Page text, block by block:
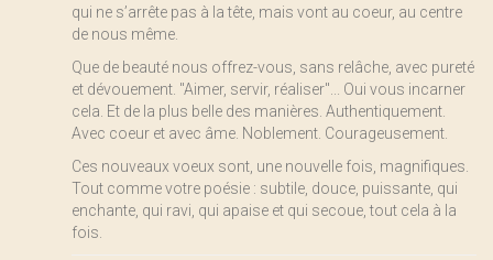
qui ne s’arrête pas à la tête, mais vont au coeur, au centre
de nous même.
Que de beauté nous offrez-vous, sans relâche, avec pureté
et dévouement. "Aimer, servir, réaliser"... Oui vous incarner
cela. Et de la plus belle des manières. Authentiquement.
Avec coeur et avec âme. Noblement. Courageusement.
Ces nouveaux voeux sont, une nouvelle fois, magnifiques.
Tout comme votre poésie : subtile, douce, puissante, qui
enchante, qui ravi, qui apaise et qui secoue, tout cela à la
fois.